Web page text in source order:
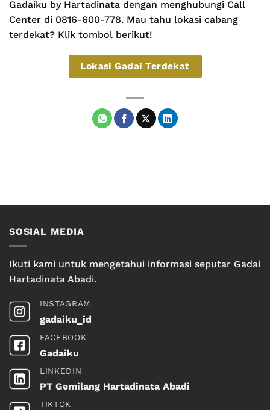
Gadaiku by Hartadinata dengan menghubungi Call
Center di 0816-600-778. Mau tahu lokasi cabang
terdekat? Klik tombol berikut!
Lokasi Gadai Terdekat
SOSIAL MEDIA
Ikuti kami untuk mengetahui informasi seputar Gadai
Hartadinata Abadi.
INSTAGRAM
gadaiku_id
FACEBOOK
Gadaiku
LINKEDIN
PT Gemilang Hartadinata Abadi
TIKTOK